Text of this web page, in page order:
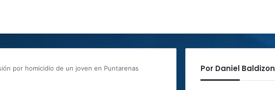
por homicidio de un joven en Puntarenas Por Daniel Baldizon